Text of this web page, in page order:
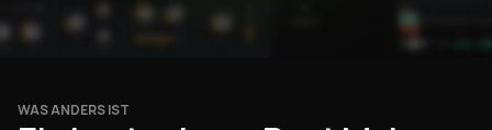
WAS ANDERS IST